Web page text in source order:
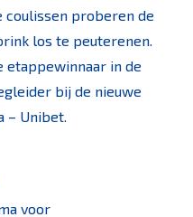
proberen de
los te peuterenen.
etappewinnaar in de
bij de nieuwe
– Unibet.
voor